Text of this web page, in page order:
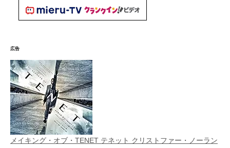
広告
メイキング・オブ・TENET テネット クリストファー・ノーラン